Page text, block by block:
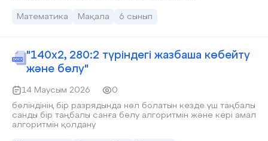
оқушылардың алған білімдерін күнделікті өмірде
сауаттылықты қалыптастырудың тиімді әдістері мен
математика сабақтарында қолданылатын практикалық
тапсырмалардың үлгілері ұсынылады.
Математика Мақала 6 сынып
"140х2, 280:2 түріндегі жазбаша көбейту
және бөлу"
14 Маусым 2026
0
бөліндінің бір разрядында нөл болатын кезде үш таңбалы
санды бір таңбалы санға бөлу алгоритмін және кері амал
алгоритмін қолдану